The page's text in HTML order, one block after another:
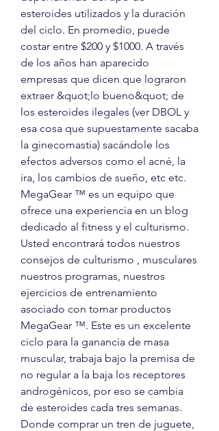
esteroides utilizados y la duración
del ciclo. En promedio, puede
costar entre $200 y $1000. A través
de los años han aparecido
empresas que dicen que lograron
extraer &quot;lo bueno&quot; de
los esteroides ilegales (ver DBOL y
esa cosa que supuestamente sacaba
la ginecomastia) sacándole los
efectos adversos como el acné, la
ira, los cambios de sueño, etc etc.
MegaGear ™ es un equipo que
ofrece una experiencia en un blog
dedicado al fitness y el culturismo.
Usted encontrará todos nuestros
consejos de culturismo , musculares
nuestros programas, nuestros
ejercicios de entrenamiento
asociado con tomar productos
MegaGear ™. Este es un excelente
ciclo para la ganancia de masa
muscular, trabaja bajo la premisa de
no regular a la baja los receptores
androgénicos, por eso se cambia
de esteroides cada tres semanas.
Donde comprar un tren de juguete,